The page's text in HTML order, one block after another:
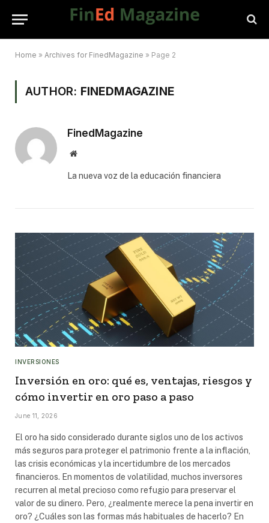
Home » Archives for FinedMagazine » Page 2
AUTHOR: FINEDMAGAZINE
FinedMagazine
Website
⁠La nueva voz de la educación financiera
INVERSIONES
Inversión en oro: qué es, ventajas, riesgos y
cómo invertir en oro paso a paso
June 11, 2026
El oro ha sido considerado durante siglos uno de los activos
más seguros para proteger el patrimonio frente a la inflación,
las crisis económicas y la incertidumbre de los mercados
financieros. En momentos de volatilidad, muchos inversores
recurren al metal precioso como refugio para preservar el
valor de su dinero. Pero, ¿realmente merece la pena invertir en
oro? ¿Cuáles son las formas más habituales de hacerlo? En